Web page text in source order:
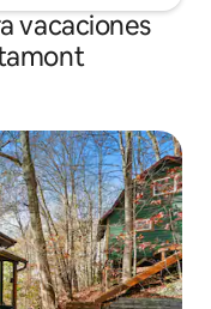
vacaciones